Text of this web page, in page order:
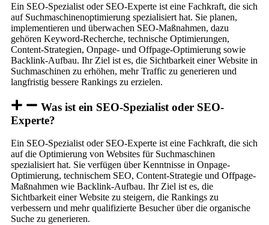
Ein SEO-Spezialist oder SEO-Experte ist eine Fachkraft, die sich
auf Suchmaschinenoptimierung spezialisiert hat. Sie planen,
implementieren und überwachen SEO-Maßnahmen, dazu
gehören Keyword-Recherche, technische Optimierungen,
Content-Strategien, Onpage- und Offpage-Optimierung sowie
Backlink-Aufbau. Ihr Ziel ist es, die Sichtbarkeit einer Website in
Suchmaschinen zu erhöhen, mehr Traffic zu generieren und
langfristig bessere Rankings zu erzielen.
Was ist ein SEO-Spezialist oder SEO-
Experte?
Ein SEO-Spezialist oder SEO-Experte ist eine Fachkraft, die sich
auf die Optimierung von Websites für Suchmaschinen
spezialisiert hat. Sie verfügen über Kenntnisse in Onpage-
Optimierung, technischem SEO, Content-Strategie und Offpage-
Maßnahmen wie Backlink-Aufbau. Ihr Ziel ist es, die
Sichtbarkeit einer Website zu steigern, die Rankings zu
verbessern und mehr qualifizierte Besucher über die organische
Suche zu generieren.